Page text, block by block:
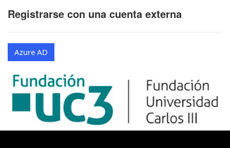
Registrarse con una cuenta externa
Azure AD